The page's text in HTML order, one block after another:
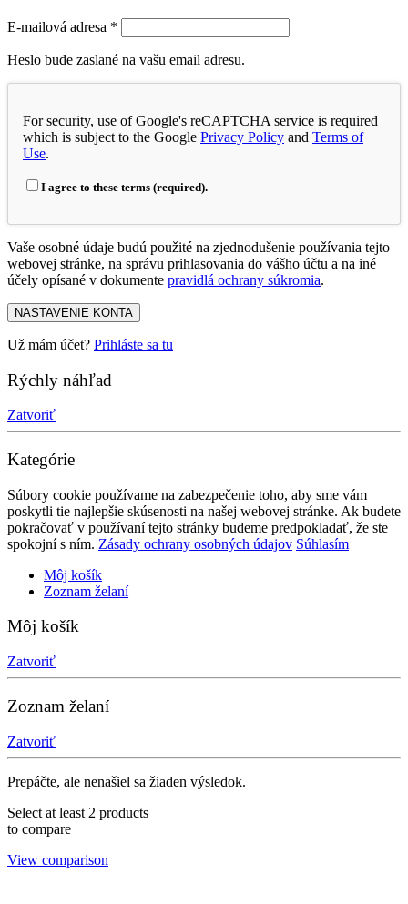
E-mailová adresa *
Heslo bude zaslané na vašu email adresu.
For security, use of Google's reCAPTCHA service is required
which is subject to the Google Privacy Policy and Terms of
Use.
I agree to these terms (required).
Vaše osobné údaje budú použité na zjednodušenie používania tejto
webovej stránke, na správu prihlasovania do vášho účtu a na iné
účely opísané v dokumente pravidlá ochrany súkromia.
NASTAVENIE KONTA
Už mám účet? Prihláste sa tu
Rýchly náhľad
Zatvoriť
Kategórie
Súbory cookie používame na zabezpečenie toho, aby sme vám
poskytli tie najlepšie skúsenosti na našej webovej stránke. Ak budete
pokračovať v používaní tejto stránky budeme predpokladať, že ste
spokojní s ním. Zásady ochrany osobných údajov Súhlasím
Môj košík
Zoznam želaní
Môj košík
Zatvoriť
Zoznam želaní
Zatvoriť
Prepáčte, ale nenašiel sa žiaden výsledok.
Select at least 2 products
to compare
View comparison